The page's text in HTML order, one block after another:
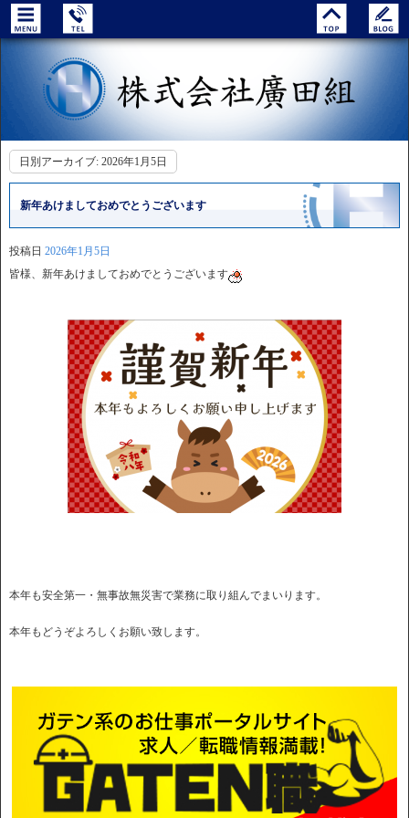
日別アーカイブ: 2026年1月5日
新年あけましておめでとうございます
投稿日 2026年1月5日
皆様、新年あけましておめでとうございます
本年も安全第一・無事故無災害で業務に取り組んでまいります。
本年もどうぞよろしくお願い致します。